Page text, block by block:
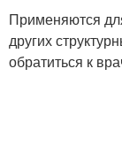
Применяются
других
обратиться к